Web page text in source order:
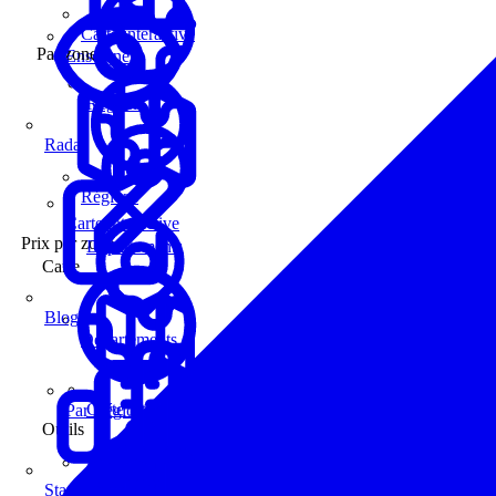
Enseignes
Carte interactive
Prix par zone
Par Région
Régions
Départements
Carte
Carte interactive
Outils
Carte interactive
Par zone
Régions
Départements
Radar
Blog
Statistiques